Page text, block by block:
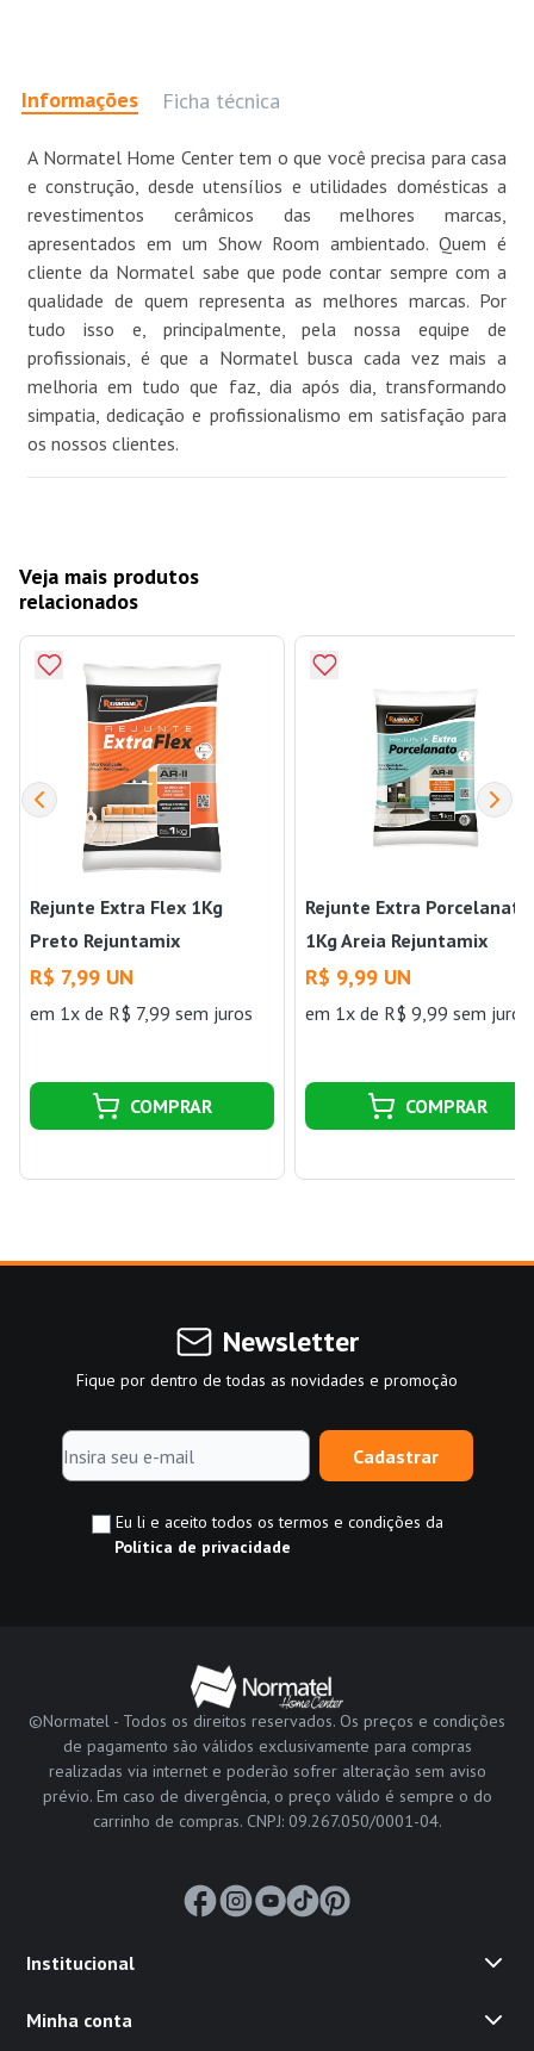
Informações Ficha técnica
A Normatel Home Center tem o que você precisa para casa
e construção, desde utensílios e utilidades domésticas a
revestimentos cerâmicos das melhores marcas,
apresentados em um Show Room ambientado. Quem é
cliente da Normatel sabe que pode contar sempre com a
qualidade de quem representa as melhores marcas. Por
tudo isso e, principalmente, pela nossa equipe de
profissionais, é que a Normatel busca cada vez mais a
melhoria em tudo que faz, dia após dia, transformando
simpatia, dedicação e profissionalismo em satisfação para
os nossos clientes.
Veja mais produtos
relacionados
Rejunte Extra Flex 1Kg
Preto Rejuntamix
R$ 7,99 UN
em 1x de R$ 7,99 sem juros
COMPRAR
Rejunte Extra Porcelanato
1Kg Areia Rejuntamix
R$ 9,99 UN
em 1x de R$ 9,99 sem juros
COMPRAR
Newsletter
Fique por dentro de todas as novidades e promoção
Cadastrar
Eu li e aceito todos os termos e condições da
Política de privacidade
©Normatel - Todos os direitos reservados. Os preços e condições
de pagamento são válidos exclusivamente para compras
realizadas via internet e poderão sofrer alteração sem aviso
prévio. Em caso de divergência, o preço válido é sempre o do
carrinho de compras. CNPJ: 09.267.050/0001-04.
Institucional
Minha conta